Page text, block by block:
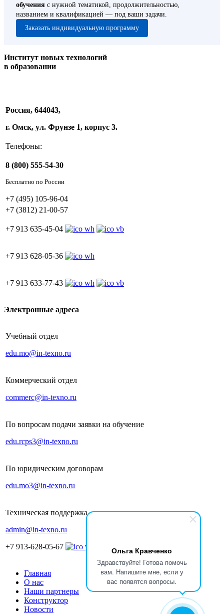
Ольга Кравченко
Здравствуйте! Готова помочь
вам. Напишите мне, если у
вас появятся вопросы.
обучения с нужной тематикой, продолжительностью,
названием и квалификацией — под ваши задачи.
Заказать индивидуальную программу
Институт новых технологий
в образовании
Россия, 644043,
г. Омск, ул. Фрунзе 1, корпус 3.
Телефоны:
8 (800) 555-54-30
Бесплатно по России
+7 (495) 105-96-04
+7 (3812) 21-00-57
+7 913 635-45-04
+7 913 628-05-36
+7 913 633-77-43
Электронные адреса
Учебный отдел
edu.mo@in-texno.ru
Коммерческий отдел
commerc@in-texno.ru
По вопросам подачи заявки на обучение
edu.rcps3@in-texno.ru
По юридическим договорам
edu.mo3@in-texno.ru
Техническая поддержка
admin@in-texno.ru
+7 913-628-05-67
Главная
О нас
Наши партнеры
Конструктор
Новости